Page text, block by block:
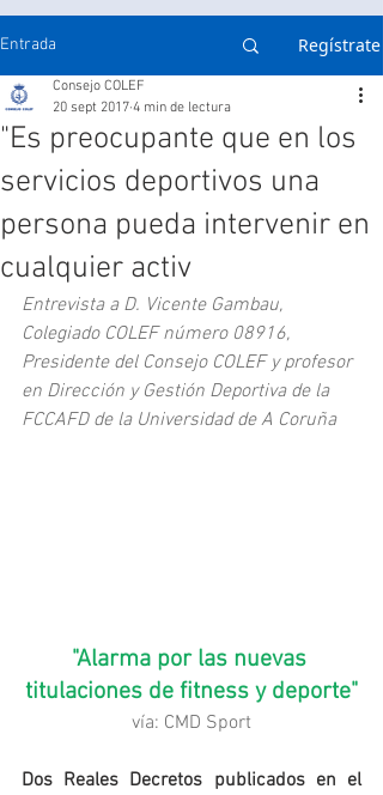
Entrada Regístrate
"Es preocupante que en los
servicios deportivos una
persona pueda intervenir en
cualquier activ
Consejo COLEF
20 sept 2017 4 min de lectura
Entrevista a D. Vicente Gambau,
Colegiado COLEF número 08916,
Presidente del Consejo COLEF y profesor
en Dirección y Gestión Deportiva de la
FCCAFD de la Universidad de A Coruña
"Alarma por las nuevas
titulaciones de fitness y deporte"
vía: CMD Sport
Dos Reales Decretos publicados en el